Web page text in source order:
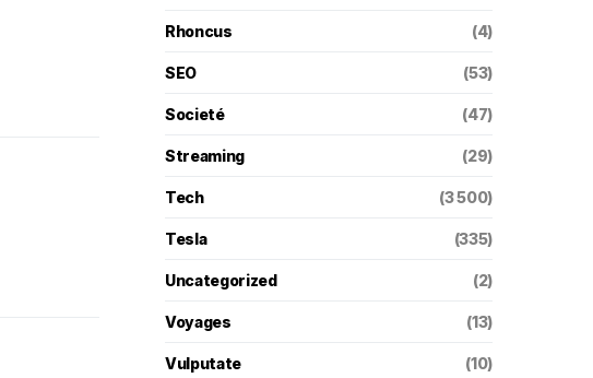
Rhoncus (4)
SEO (53)
Societé (47)
Streaming (29)
Tech (3 500)
Tesla (335)
Uncategorized (2)
Voyages (13)
Vulputate (10)